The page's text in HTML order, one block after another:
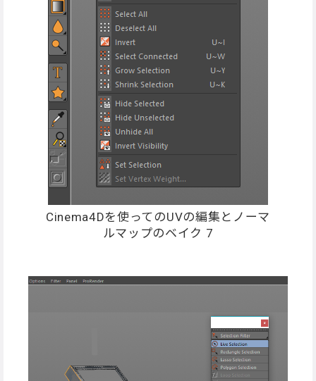
Cinema4Dを使ってのUVの編集とノーマ
ルマップのベイク 7